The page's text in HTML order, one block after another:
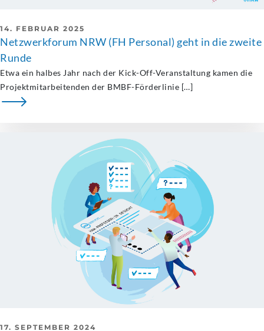
14. FEBRUAR 2025
Netzwerkforum NRW (FH Personal) geht in die zweite
Runde
Etwa ein halbes Jahr nach der Kick-Off-Veranstaltung kamen die
Projektmitarbeitenden der BMBF-Förderlinie […]
17. SEPTEMBER 2024